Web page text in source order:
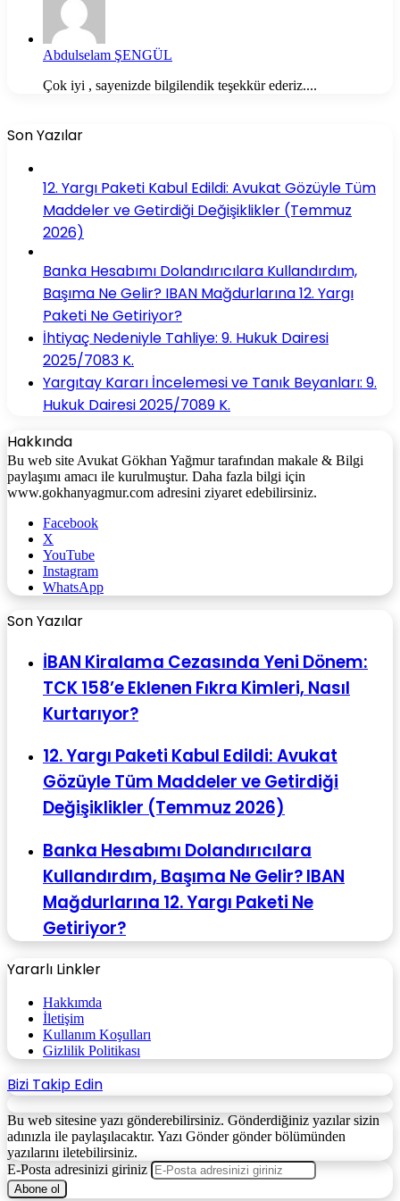
Abdulselam ŞENGÜL
Çok iyi , sayenizde bilgilendik teşekkür ederiz....
Son Yazılar
12. Yargı Paketi Kabul Edildi: Avukat Gözüyle Tüm
Maddeler ve Getirdiği Değişiklikler (Temmuz
2026)
Banka Hesabımı Dolandırıcılara Kullandırdım,
Başıma Ne Gelir? IBAN Mağdurlarına 12. Yargı
Paketi Ne Getiriyor?
İhtiyaç Nedeniyle Tahliye: 9. Hukuk Dairesi
2025/7083 K.
Yargıtay Kararı İncelemesi ve Tanık Beyanları: 9.
Hukuk Dairesi 2025/7089 K.
Hakkında
Bu web site Avukat Gökhan Yağmur tarafından makale & Bilgi
paylaşımı amacı ile kurulmuştur. Daha fazla bilgi için
www.gokhanyagmur.com adresini ziyaret edebilirsiniz.
Facebook
X
YouTube
Instagram
WhatsApp
Son Yazılar
İBAN Kiralama Cezasında Yeni Dönem:
TCK 158’e Eklenen Fıkra Kimleri, Nasıl
Kurtarıyor?
12. Yargı Paketi Kabul Edildi: Avukat
Gözüyle Tüm Maddeler ve Getirdiği
Değişiklikler (Temmuz 2026)
Banka Hesabımı Dolandırıcılara
Kullandırdım, Başıma Ne Gelir? IBAN
Mağdurlarına 12. Yargı Paketi Ne
Getiriyor?
Yararlı Linkler
Hakkımda
İletişim
Kullanım Koşulları
Gizlilik Politikası
Bizi Takip Edin
Bu web sitesine yazı gönderebilirsiniz. Gönderdiğiniz yazılar sizin
adınızla ile paylaşılacaktır. Yazı Gönder gönder bölümünden
yazılarını iletebilirsiniz.
E-Posta adresinizi giriniz